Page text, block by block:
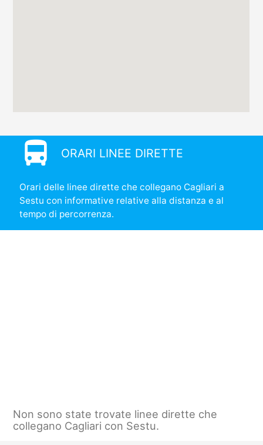
directions_bus ORARI LINEE DIRETTE
Orari delle linee dirette che collegano Cagliari a
Sestu con informative relative alla distanza e al
tempo di percorrenza.
Non sono state trovate linee dirette che
collegano Cagliari con Sestu.